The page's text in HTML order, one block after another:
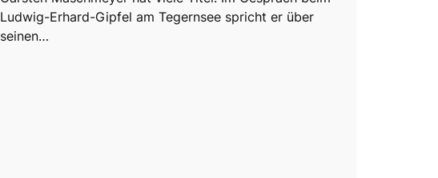
Ludwig-Erhard-Gipfel am Tegernsee spricht er über
seinen…